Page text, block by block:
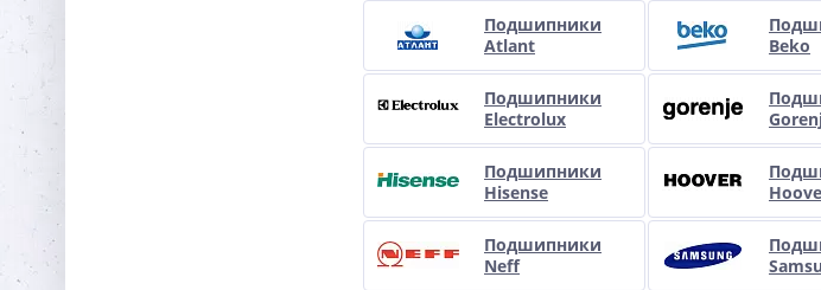
Подшипники
Atlant
Beko
Подшипники
Electrolux
Подшипники
Hisense
Подшипники
Neff